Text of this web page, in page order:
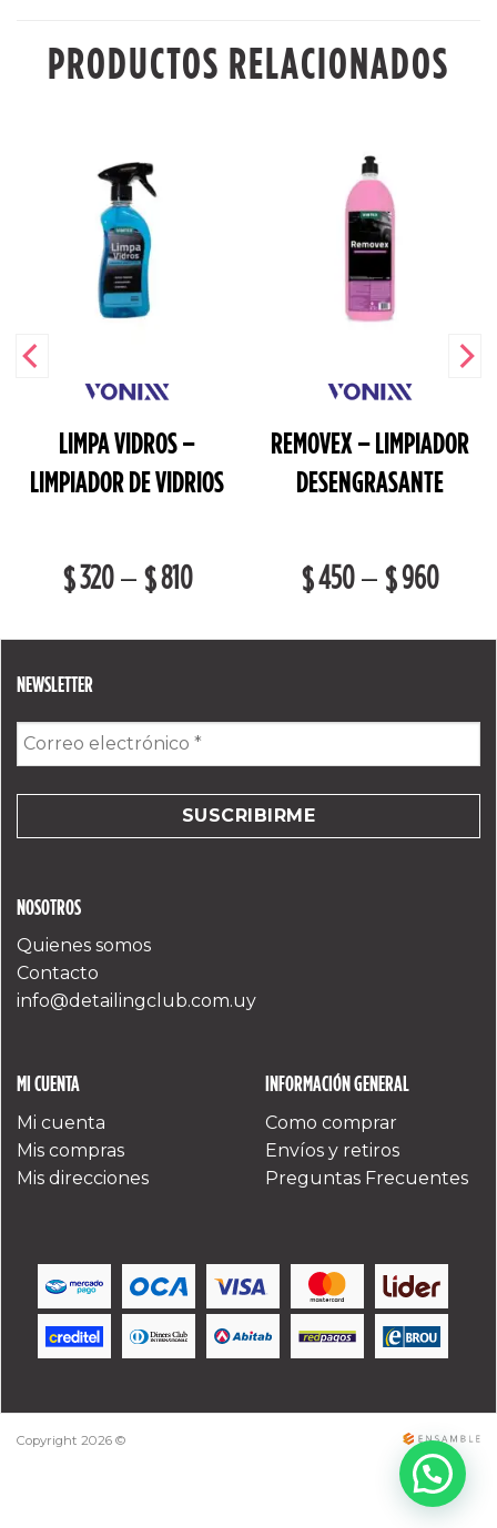
PRODUCTOS RELACIONADOS
LIMPA VIDROS –
LIMPIADOR DE VIDRIOS
$320– $810
REMOVEX – LIMPIADOR
DESENGRASANTE
$450– $960
NOSOTROS
Quienes somos
Contacto
info@detailingclub.com.uy
MI CUENTA
Mi cuenta
Mis compras
Mis direcciones
INFORMACIÓN GENERAL
Como comprar
Envíos y retiros
Preguntas Frecuentes
NEWSLETTER
Correo
electrónico
Copyright 2026 ©